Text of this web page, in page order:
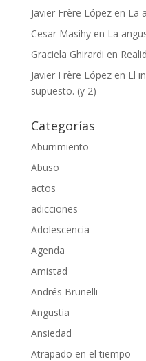
Javier Frère Lópezen La
Cesar Masihyen La
Graciela Ghirardi en
Javier Frère Lópezen El
supuesto. (y 2)
Categorías
Aburrimiento
Abuso
actos
adicciones
Adolescencia
Agenda
Amistad
Andrés Brunelli
Angustia
Ansiedad
Atrapado en el tiempo